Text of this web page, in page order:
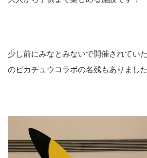
少し前にみなとみないで開催されてい
のピカチュウコラボの名残もありました